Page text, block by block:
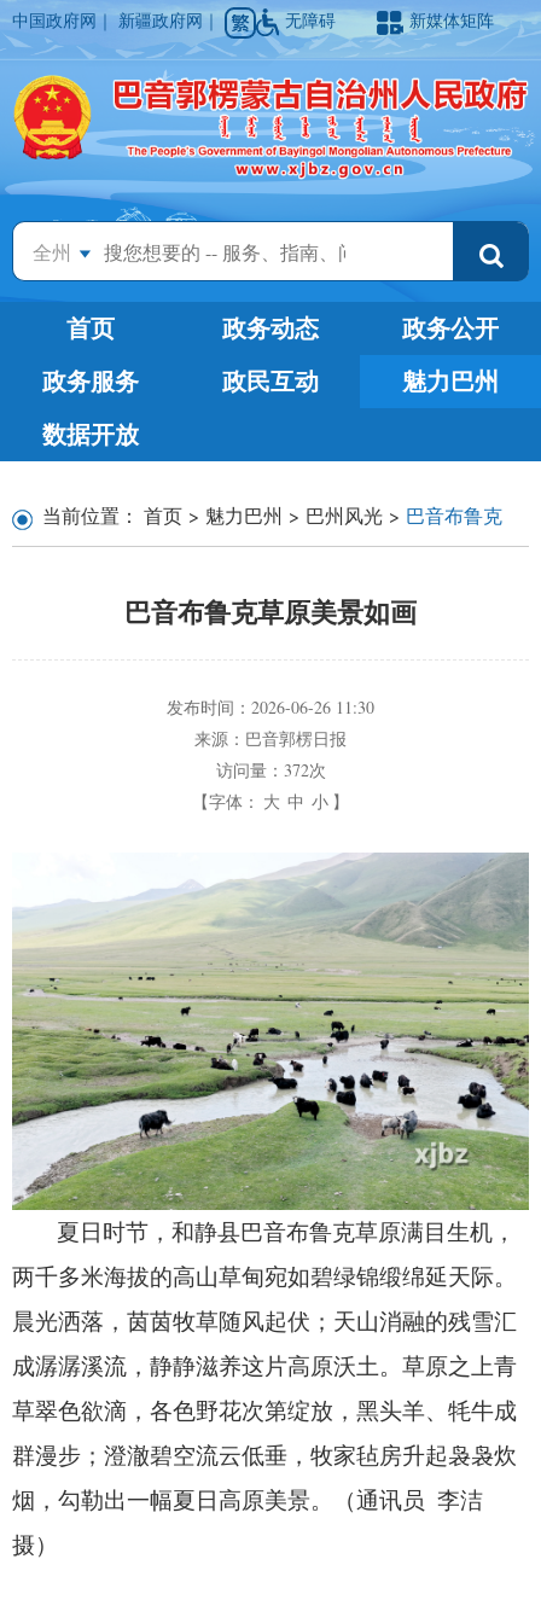
中国政府网 ｜新疆政府网 ｜ 无障碍 新媒体矩阵
全州
首页 政务动态
政务公开
政务服务
政民互动
魅力巴州
数据开放
当前位置： 首页 > 魅力巴州 > 巴州风光 > 巴音布鲁克
巴音布鲁克草原美景如画
发布时间： 2026-06-26 11:30
来源： 巴音郭楞日报
访问量： 372次
【字体： 大 中 小 】
夏日时节，和静县巴音布鲁克草原满目生机，
两千多米海拔的高山草甸宛如碧绿锦缎绵延天际。
晨光洒落， 茵茵牧草随风起伏； 天山消融的残雪汇
成潺潺溪流， 静静滋养这片高原沃土。 草原之上青
草翠色欲滴， 各色野花次第绽放， 黑头羊、 牦牛成
群漫步； 澄澈碧空流云低垂， 牧家毡房升起袅袅炊
烟， 勾勒出一幅夏日高原美景。
（通讯员 李洁
摄）